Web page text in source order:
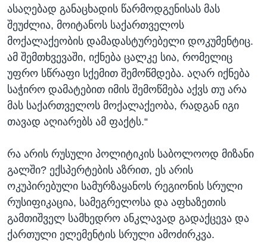
ასაღებად განაცხადის წარმოდგენისას მას
შეუძლია, მოიტანოს საქართველოს
მოქალაქეობის დამადასტურებელი დოკუმენტიც.
ამ შემთხვევაში, იქნება ცალკე სია, რომელიც
უფრო სწრაფი სქემით შემოწმდება. აღარ იქნება
საჭირო დამატებით იმის შემოწმება აქვს თუ არა
მას საქართველოს მოქალაქეობა, რადგან იგი
თავად აღიარებს ამ ფაქტს.“
რა არის რუსული პოლიტიკის საბოლოოდ მიზანი
გალში? ექსპერტების აზრით, ეს არის
ოკუპირებული სამურზაყანოს რეგიონის სრული
რუსიფიკაცია, სამეგრელოსა და აფხაზეთის
გამთიშველ სამხედრო ანკლავად გადაქცევა და
ქართული ელემენტის სრული ამოძირკვა.